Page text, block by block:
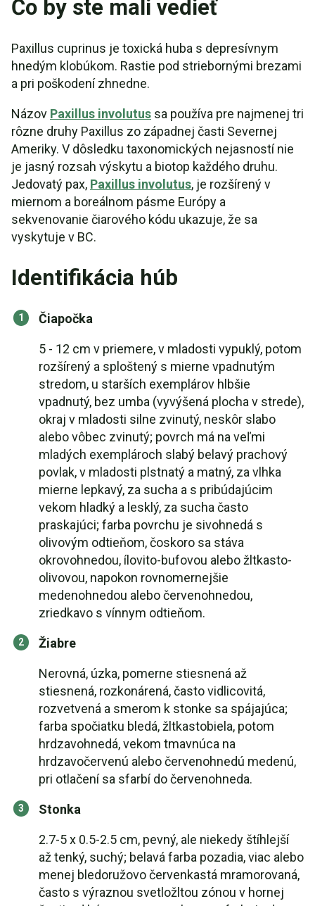
Čo by ste mali vedieť
Paxillus cuprinus je toxická huba s depresívnym
hnedým klobúkom. Rastie pod striebornými brezami
a pri poškodení zhnedne.
Názov Paxillus involutus sa používa pre najmenej tri
rôzne druhy Paxillus zo západnej časti Severnej
Ameriky. V dôsledku taxonomických nejasností nie
je jasný rozsah výskytu a biotop každého druhu.
Jedovatý pax, Paxillus involutus, je rozšírený v
miernom a boreálnom pásme Európy a
sekvenovanie čiarového kódu ukazuje, že sa
vyskytuje v BC.
Identifikácia húb
Čiapočka
5 - 12 cm v priemere, v mladosti vypuklý, potom
rozšírený a sploštený s mierne vpadnutým
stredom, u starších exemplárov hlbšie
vpadnutý, bez umba (vyvýšená plocha v strede),
okraj v mladosti silne zvinutý, neskôr slabo
alebo vôbec zvinutý; povrch má na veľmi
mladých exemplároch slabý belavý prachový
povlak, v mladosti plstnatý a matný, za vlhka
mierne lepkavý, za sucha a s pribúdajúcim
vekom hladký a lesklý, za sucha často
praskajúci; farba povrchu je sivohnedá s
olivovým odtieňom, čoskoro sa stáva
okrovohnedou, ílovito-bufovou alebo žltkasto-
olivovou, napokon rovnomernejšie
medenohnedou alebo červenohnedou,
zriedkavo s vínnym odtieňom.
Žiabre
Nerovná, úzka, pomerne stiesnená až
stiesnená, rozkonárená, často vidlicovitá,
rozvetvená a smerom k stonke sa spájajúca;
farba spočiatku bledá, žltkastobiela, potom
hrdzavohnedá, vekom tmavnúca na
hrdzavočervenú alebo červenohnedú medenú,
pri otlačení sa sfarbí do červenohneda.
Stonka
2.7-5 x 0.5-2.5 cm, pevný, ale niekedy štíhlejší
až tenký, suchý; belavá farba pozadia, viac alebo
menej bledoružovo červenkastá mramorovaná,
často s výraznou svetložltou zónou v hornej